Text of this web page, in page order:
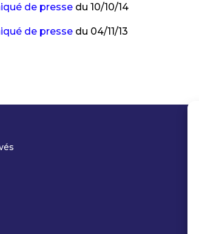
de presse du 10/10/14
de presse du 04/11/13